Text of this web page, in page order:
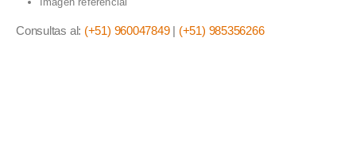
Consultas al: (+51) 960047849| (+51) 985356266